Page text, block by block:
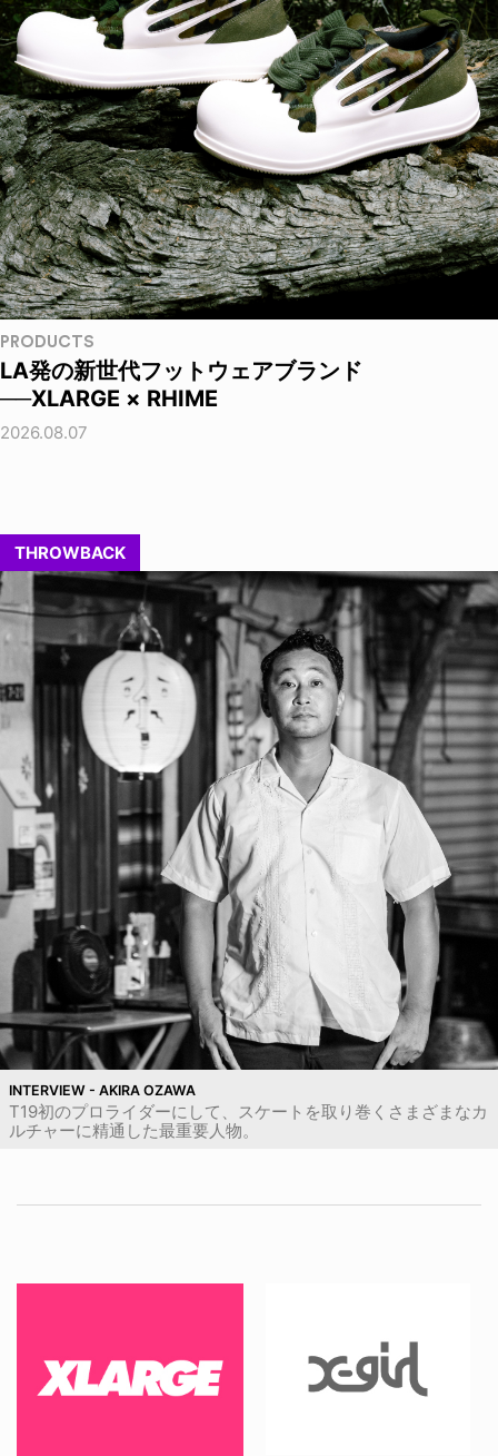
PRODUCTS
LA発の新世代フットウェアブランド
──XLARGE × RHIME
2026.08.07
THROWBACK
INTERVIEW - AKIRA OZAWA
T19初のプロライダーにして、スケートを取り巻くさまざまなカ
ルチャーに精通した最重要人物。